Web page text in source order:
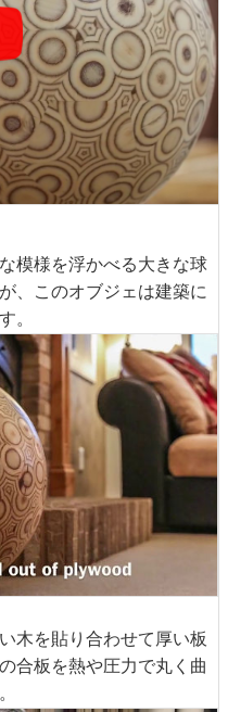
模様を浮かべる大きな球
、このオブジェは建築に
。
木を貼り合わせて厚い板
合板を熱や圧力で丸く曲